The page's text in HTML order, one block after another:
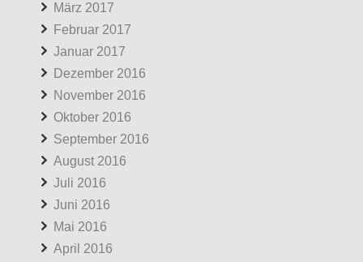
März 2017
Februar 2017
Januar 2017
Dezember 2016
November 2016
Oktober 2016
September 2016
August 2016
Juli 2016
Juni 2016
Mai 2016
April 2016